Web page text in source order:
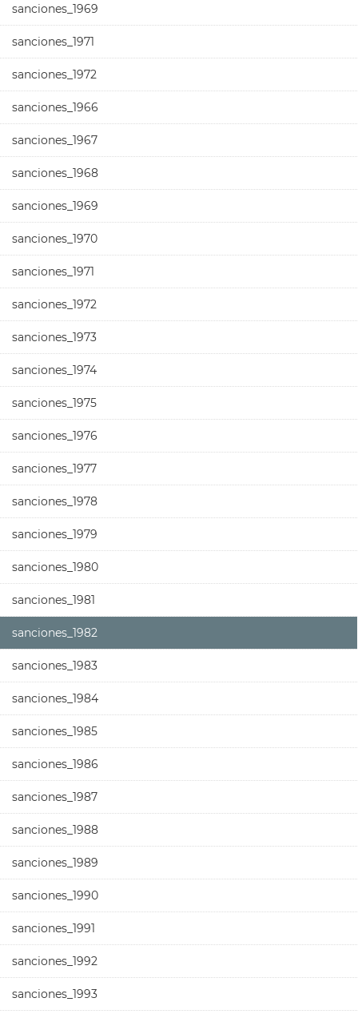
sanciones_1969
sanciones_1971
sanciones_1972
sanciones_1966
sanciones_1967
sanciones_1968
sanciones_1969
sanciones_1970
sanciones_1971
sanciones_1972
sanciones_1973
sanciones_1974
sanciones_1975
sanciones_1976
sanciones_1977
sanciones_1978
sanciones_1979
sanciones_1980
sanciones_1981
sanciones_1982
sanciones_1983
sanciones_1984
sanciones_1985
sanciones_1986
sanciones_1987
sanciones_1988
sanciones_1989
sanciones_1990
sanciones_1991
sanciones_1992
sanciones_1993